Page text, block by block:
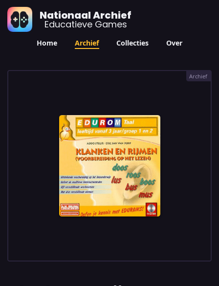
Nationaal Archief
Educatieve Games
Home Archief Collecties Over
Archief